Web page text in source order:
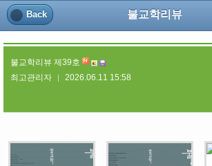
Back 불교학리뷰
불교학리뷰 제39호
최고관리자
2026.06.11 15:58